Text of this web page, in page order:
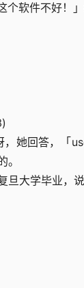
个软件不好！
，她回答，「
旦大学毕业，